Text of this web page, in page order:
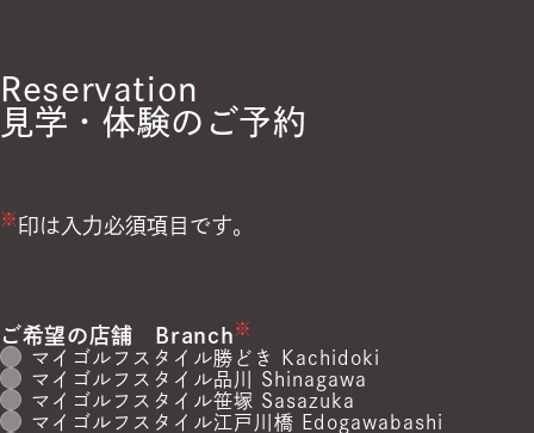
Reservation
見学・体験のご予約
※ 印は入力必須項目です。
ご希望の店舗 Branch ※
マイゴルフスタイル勝どき Kachidoki
マイゴルフスタイル品川 Shinagawa
マイゴルフスタイル笹塚 Sasazuka
マイゴルフスタイル江戸川橋 Edogawabashi